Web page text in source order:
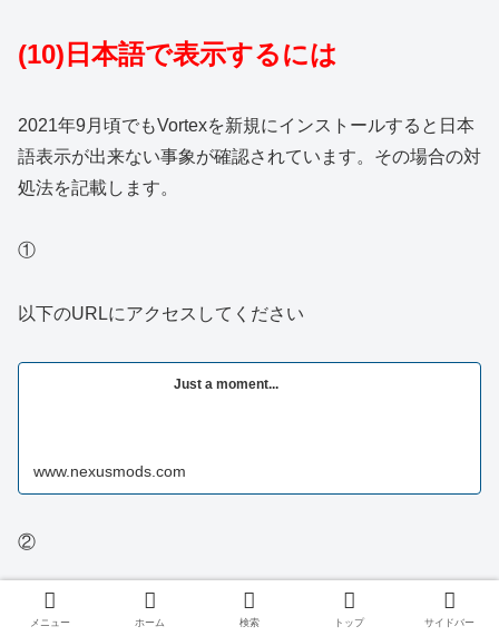
(10)日本語で表示するには
2021年9月頃でもVortexを新規にインストールすると日本
語表示が出来ない事象が確認されています。その場合の対
処法を記載します。
①
以下のURLにアクセスしてください
Just a moment...
www.nexusmods.com
②
「MANUAL」を選択してください。
メニュー ホーム 検索 トップ サイドバー